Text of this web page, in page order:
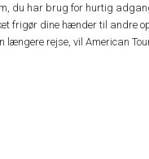
du har brug for hurtig
frigør dine hænder til andre
længere rejse, vil American